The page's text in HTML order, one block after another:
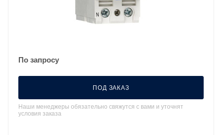
По запросу
ПОД ЗАКАЗ
Наши менеджеры обязательно свяжутся с вами и уточнят
условия заказа